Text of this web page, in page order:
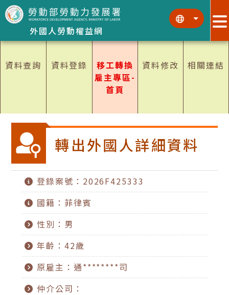
跳到主要內容區塊
外國人勞動權益網
::: :::
資料查詢 資料登錄
移工轉換
雇主專區-
首頁
資料修改 相關連結
轉出外國人詳細資料
登錄案號：2026F425333
國籍：菲律賓
性別：男
年齡：42歲
原雇主：通********司
仲介公司：